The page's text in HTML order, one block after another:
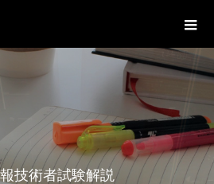
技術者試験解説